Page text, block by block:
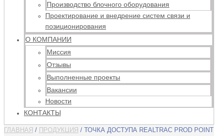
Производство блочного оборудования
Проектирование и внедрение систем связи и
позиционирования
О КОМПАНИИ
Миссия
Отзывы
Выполненные проекты
Вакансии
Новости
КОНТАКТЫ
ГЛАВНАЯ / ПРОДУКЦИЯ / ТОЧКА ДОСТУПА REALTRAC PROD POINT